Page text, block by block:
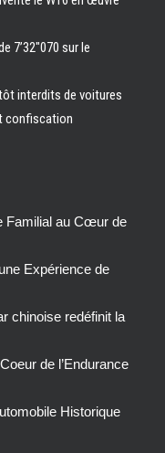
7’32″070 sur le
interdits de voitures
confiscation
Familial au Cœur de
Expérience de
chinoise redéfinit la
de l’Endurance
Historique